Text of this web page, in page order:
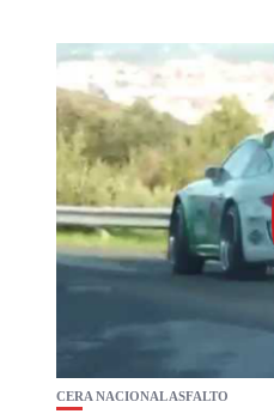
CERA NACIONAL ASFALTO